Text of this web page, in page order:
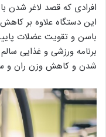
افرادی که قصد لاغر شدن با
این دستگاه علاوه بر
باسن و تقویت عضلات
برنامه ورزشی و غذایی
شدن و کاهش وزن ران و